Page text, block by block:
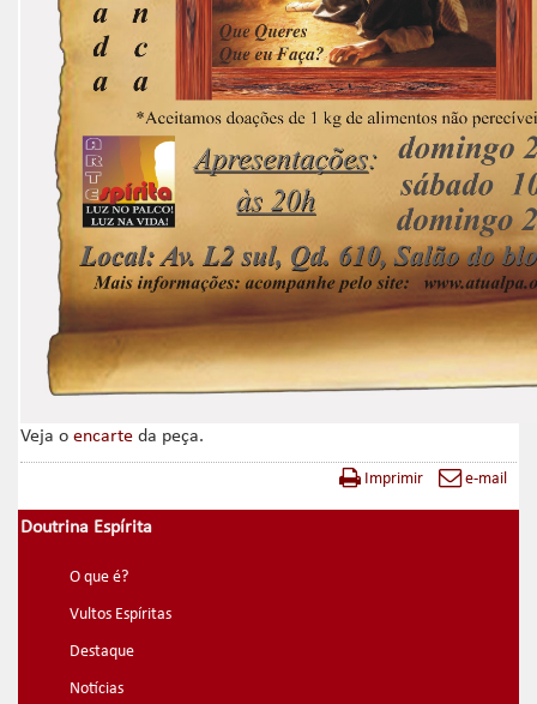
Veja oencarte da peça.
Imprimir e-mail
Doutrina Espírita
O que é?
Vultos Espíritas
Destaque
Notícias